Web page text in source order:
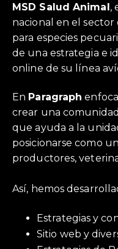
MSD Salud Animal,
nacional en el
para especies
de una estrategia e
online de su línea
En Paragraph
crear una
que ayuda a la
posicionarse como
productores,
Así, hemos
Estrategias y
Sitio web y